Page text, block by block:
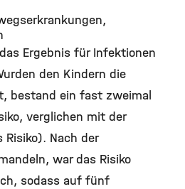
Ergebnis für Infektionen
den Kindern die
bestand ein fast zweimal
verglichen mit der
Nach der
war das Risiko
sodass auf fünf